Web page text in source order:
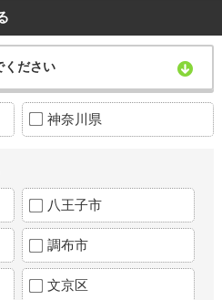
ください
神奈川県
八王子市
調布市
文京区